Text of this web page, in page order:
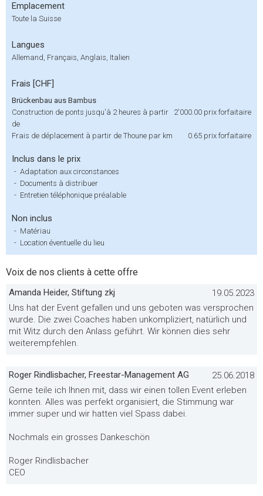
Emplacement
Toute la Suisse
Langues
Allemand, Français, Anglais, Italien
Frais [CHF]
Brückenbau aus Bambus
Construction de ponts jusqu'à 2 heures à partir
de
2'000.00 prix forfaitaire
Frais de déplacement à partir de Thoune par km 0.65 prix forfaitaire
Inclus dans le prix
- Adaptation aux circonstances
- Documents à distribuer
- Entretien téléphonique préalable
Non inclus
- Matériau
- Location éventuelle du lieu
Voix de nos clients à cette offre
Amanda Heider, Stiftung zkj
19.05.2023
Uns hat der Event gefallen und uns geboten was versprochen
wurde. Die zwei Coaches haben unkompliziert, natürlich und
mit Witz durch den Anlass geführt. Wir können dies sehr
weiterempfehlen.
Roger Rindlisbacher, Freestar-Management AG
25.06.2018
Gerne teile ich Ihnen mit, dass wir einen tollen Event erleben
konnten. Alles was perfekt organisiert, die Stimmung war
immer super und wir hatten viel Spass dabei.
Nochmals ein grosses Dankeschön
Roger Rindlisbacher
CEO